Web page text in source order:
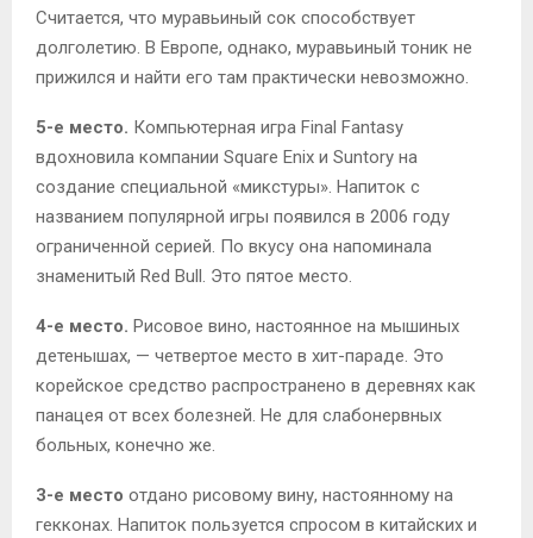
Считается, что муравьиный сок способствует
долголетию. В Европе, однако, муравьиный тоник не
прижился и найти его там практически невозможно.
5-е место. Компьютерная игра Final Fantasy
вдохновила компании Square Enix и Suntory на
создание специальной «микстуры». Напиток с
названием популярной игры появился в 2006 году
ограниченной серией. По вкусу она напоминала
знаменитый Red Bull. Это пятое место.
4-е место. Рисовое вино, настоянное на мышиных
детенышах, — четвертое место в хит-параде. Это
корейское средство распространено в деревнях как
панацея от всех болезней. Не для слабонервных
больных, конечно же.
3-е место отдано рисовому вину, настоянному на
гекконах. Напиток пользуется спросом в китайских и